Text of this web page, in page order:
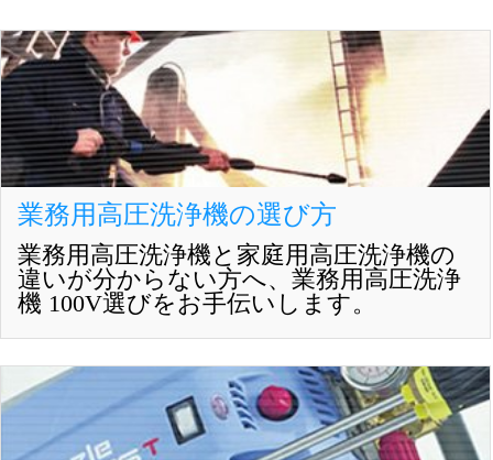
業務用高圧洗浄機の選び方
業務用高圧洗浄機と家庭用高圧洗浄機の
違いが分からない方へ、業務用高圧洗浄
機 100V選びをお手伝いします。